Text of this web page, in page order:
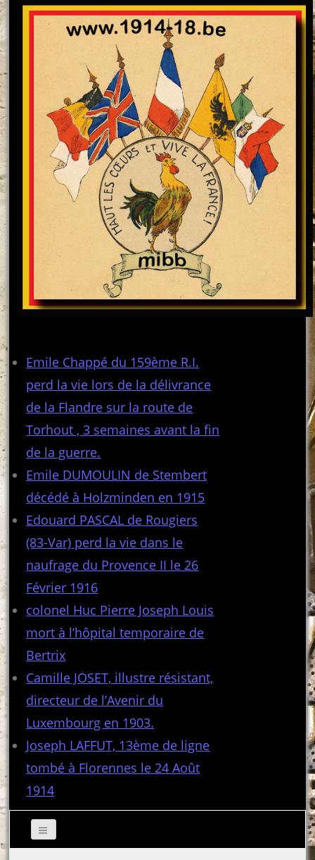
Emile Chappé du 159ème R.I.
perd la vie lors de la délivrance
de la Flandre sur la route de
Torhout , 3 semaines avant la fin
de la guerre.
Emile DUMOULIN de Stembert
décédé à Holzminden en 1915
Edouard PASCAL de Rougiers
(83-Var) perd la vie dans le
naufrage du Provence II le 26
Février 1916
colonel Huc Pierre Joseph Louis
mort à l’hôpital temporaire de
Bertrix
Camille JOSET, illustre résistant,
directeur de l’Avenir du
Luxembourg en 1903.
Joseph LAFFUT, 13ème de ligne
tombé à Florennes le 24 Août
1914